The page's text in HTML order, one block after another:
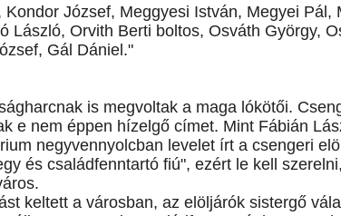
József, Meggyesi István, Megyei Pál,
László, Orvith Berti boltos, Osváth György,
Gál Dániel."
is megvoltak a maga lókötői.
e nem éppen hízelgő címet. Mint Fábián
negyvennyolcban levelet írt a csengeri
és családfenntartó fiú", ezért le kell
keltett a városban, az elöljárók sistergő